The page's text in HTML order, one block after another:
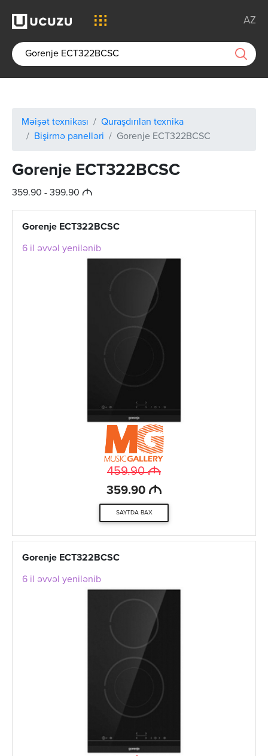
AZ
Məişət texnikası
Quraşdırılan texnika
Bişirmə panelləri
Gorenje ECT322BCSC
Gorenje ECT322BCSC
359.90 - 399.90 M
Gorenje ECT322BCSC
6 il əvvəl yenilənib
459.90M
359.90 M
SAYTDA BAX
Gorenje ECT322BCSC
6 il əvvəl yenilənib